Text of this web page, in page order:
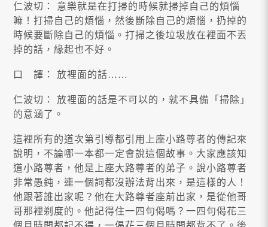
仁波切： 意樂就是在打掃的時候就掃掉自己的煩惱
嘛！打掃自己的煩惱，然後斷除自己的煩惱，扔掉的
時候要斷除自己的煩惱。打掃之後垃圾放在裡面不丟
掉的話，緣起也不好。
口 譯： 放裡面的話……
仁波切： 放裡面的話是不可以的，就不具備「掃除」
的意涵了。
這裡所有的道次第引導都引用上座小路尊者的傳記來
說明，不論哪一本都一定會說這個故事。大家應該知
道小路尊者，他是上座大路尊者的弟子。說小路尊者
非常愚鈍，連一個詞都沒辦法背出來，是這樣的人！
他跟著誰出家呢？他在大路尊者座前出家，是從他哥
哥那裡剃度的。他記得住一四句偈嗎？一四句偈花三